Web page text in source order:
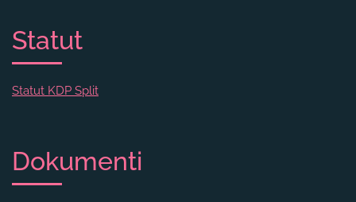
Statut
Statut KDP Split
Dokumenti